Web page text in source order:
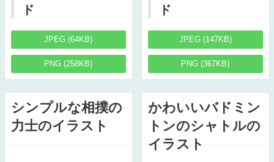
ド
JPEG (64KB)
PNG (258KB)
ド
JPEG (147KB)
PNG (367KB)
シンプルな相撲の
力士のイラスト
かわいいバドミン
トンのシャトルの
イラスト